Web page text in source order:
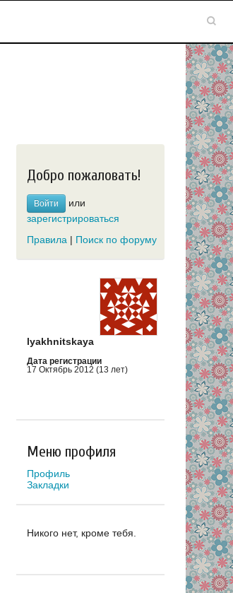
Добро пожаловать!
Войти
или
зарегистрироваться
Правила | Поиск по форуму
lyakhnitskaya
Дата регистрации
17 Октябрь 2012 (13 лет)
Меню профиля
Профиль
Закладки
Никого нет, кроме тебя.